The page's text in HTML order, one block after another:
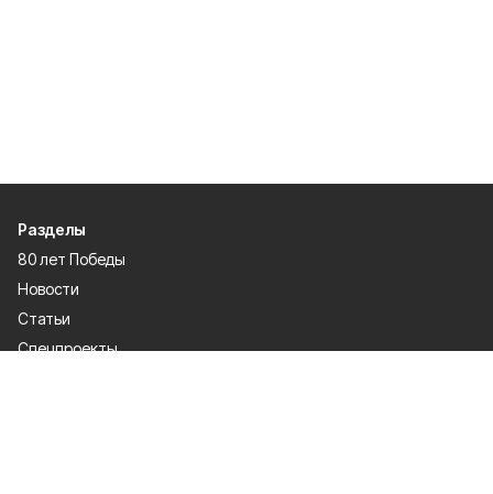
Разделы
80 лет Победы
Новости
Статьи
Спецпроекты